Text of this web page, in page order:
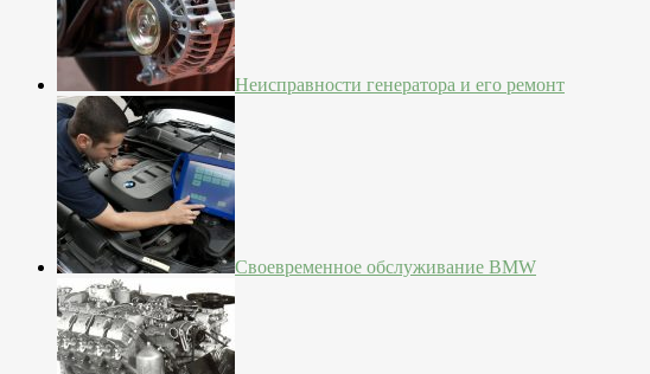
Неисправности генератора и его ремонт
Своевременное обслуживание BMW